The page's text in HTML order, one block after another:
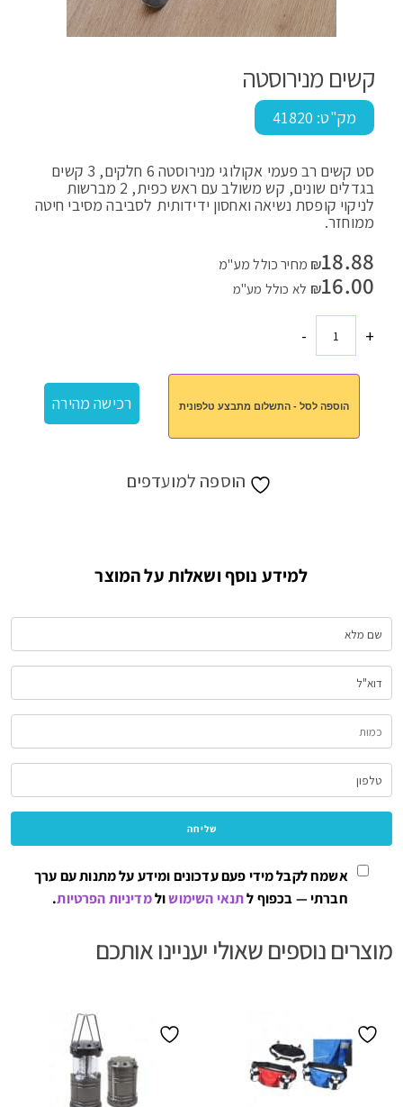
קשים מנירוסטה
מק"ט: 41820
סט קשים רב פעמי אקולוגי מנירוסטה 6 חלקים, 3 קשים
בגדלים שונים, קש משולב עם ראש כפית, 2 מברשות
לניקוי קופסת נשיאה ואחסון ידידותית לסביבה מסיבי חיטה
ממוחזר.
₪18.88
מחיר כולל מע"מ
₪16.00 לא כולל מע"מ
+כמות
מנירוסטה
-
הוספה לסל - התשלום מתבצע טלפונית רכישה מהירה
הוספה למועדפים
למידע נוסף ושאלות על המוצר
אשמח לקבל מידי פעם עדכונים ומידע על מתנות עם ערך
חברתי — בכפוף לתנאי השימושולמדיניות הפרטיות.
מוצרים נוספים שאולי יעניינו אותכם